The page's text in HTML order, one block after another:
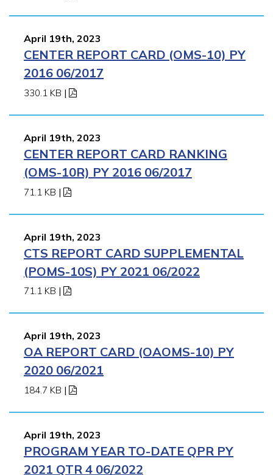
April 19th, 2023
CENTER REPORT CARD (OMS-10) PY
2016 06/2017
330.1 KB |
April 19th, 2023
CENTER REPORT CARD RANKING
(OMS-10R) PY 2016 06/2017
71.1 KB |
April 19th, 2023
CTS REPORT CARD SUPPLEMENTAL
(POMS-10S) PY 2021 06/2022
71.1 KB |
April 19th, 2023
OA REPORT CARD (OAOMS-10) PY
2020 06/2021
184.7 KB |
April 19th, 2023
PROGRAM YEAR TO-DATE QPR PY
2021 QTR 4 06/2022